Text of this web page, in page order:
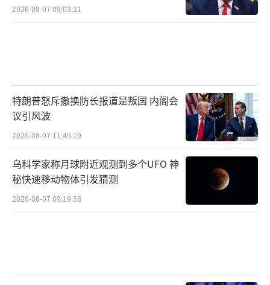
2026-08-07 09:03:21
特朗普怒斥撤换防长报道是叛国 内阁会
议引风波
2026-08-07 11:45:19
乌科学家称月球附近观测到多个UFO 神
秘快速移动物体引发猜测
2026-08-07 09:19:38